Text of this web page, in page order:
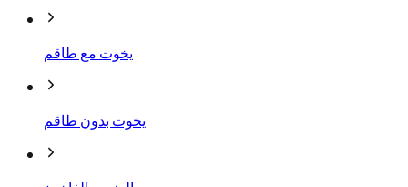
يخوت مع طاقم
يخوت بدون طاقم